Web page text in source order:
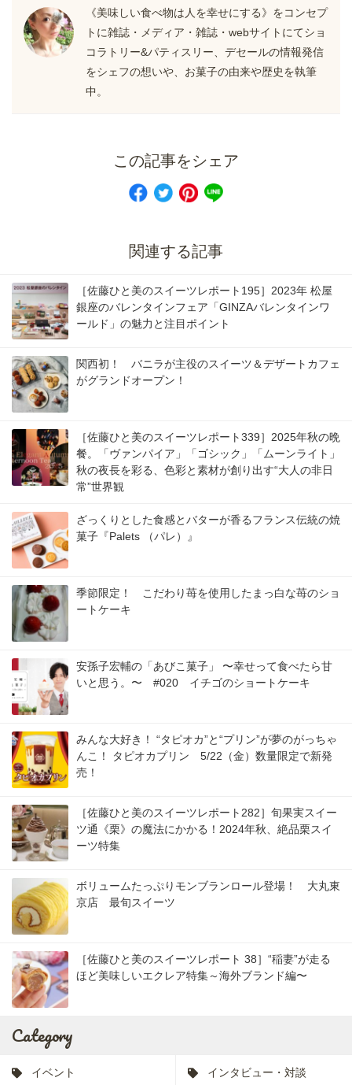
《美味しい食べ物は人を幸せにする》をコンセプ
トに雑誌・メディア・雑誌・webサイトにてショ
コラトリー&パティスリー、デセールの情報発信
をシェフの想いや、お菓子の由来や歴史を執筆
中。
この記事をシェア
関連する記事
［佐藤ひと美のスイーツレポート195］2023年 松屋
銀座のバレンタインフェア「GINZAバレンタインワ
ールド」の魅力と注目ポイント
関西初！ バニラが主役のスイーツ＆デザートカフェ
がグランドオープン！
［佐藤ひと美のスイーツレポート339］2025年秋の晩
餐。「ヴァンパイア」「ゴシック」「ムーンライト」
秋の夜長を彩る、色彩と素材が創り出す“大人の非日
常”世界観
ざっくりとした食感とバターが香るフランス伝統の焼
菓子『Palets （パレ）』
季節限定！ こだわり苺を使用したまっ白な苺のショ
ートケーキ
安孫子宏輔の「あびこ菓子」 〜幸せって食べたら甘
いと思う。〜 #020 イチゴのショートケーキ
みんな大好き！ “タピオカ”と“プリン”が夢のがっちゃ
んこ！ タピオカプリン 5/22（金）数量限定で新発
売！
［佐藤ひと美のスイーツレポート282］旬果実スイー
ツ通《栗》の魔法にかかる！2024年秋、絶品栗スイ
ーツ特集
ボリュームたっぷりモンブランロール登場！ 大丸東
京店 最旬スイーツ
［佐藤ひと美のスイーツレポート 38］“稲妻”が走る
ほど美味しいエクレア特集～海外ブランド編〜
Category
イベント インタビュー・対談